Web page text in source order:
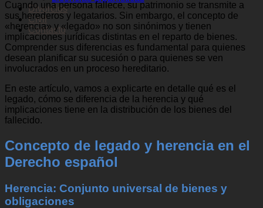
Divorcios
Civil
Contacto
Cuando una persona fallece, su patrimonio se transmite a
sus herederos y legatarios. Sin embargo, el concepto de
«herencia» y «legado» no son sinónimos y tienen
implicaciones jurídicas distintas en el reparto de bienes.
Comprender sus diferencias es fundamental para quienes
desean planificar su sucesión o para quienes se ven
involucrados en un proceso hereditario.
En este artículo, vamos a explicarte en detalle qué es el
legado, cómo se diferencia de la herencia y qué
implicaciones tiene en la distribución de los bienes del
fallecido.
Concepto de legado y herencia en el
Derecho español
Herencia: Conjunto universal de bienes y
obligaciones